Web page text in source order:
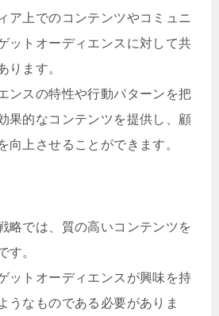
ア上でのコンテンツやコミュニ
ットオーディエンスに対して共
ります。
ンスの特性や行動パターンを把
果的なコンテンツを提供し、顧
向上させることができます。
略では、質の高いコンテンツを
す。
ットオーディエンスが興味を持
うなものである必要がありま